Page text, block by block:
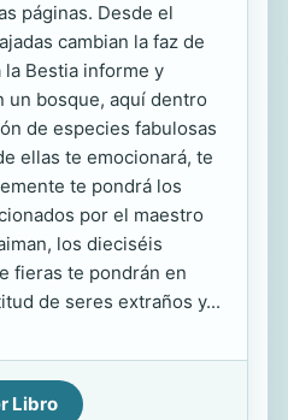
páginas. Desde el
cambian la faz de
Bestia informe y
un bosque, aquí dentro
de especies fabulosas
ellas te emocionará, te
te pondrá los
por el maestro
los dieciséis
fieras te pondrán en
de seres extraños y...
Libro